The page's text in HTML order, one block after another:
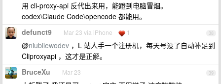
用 cli-proxy-api 反代出来用，能蹬到电脑冒烟。
codex\Claude Code\opencode 都能用。
38
defunct9 Mar 23 via iPhone 1
@niubilewodev ，L 站人手一个注册机，每天号没了自动补足到
Cliproxyapi ，这才是正解。
39
BruceXu Mar 23